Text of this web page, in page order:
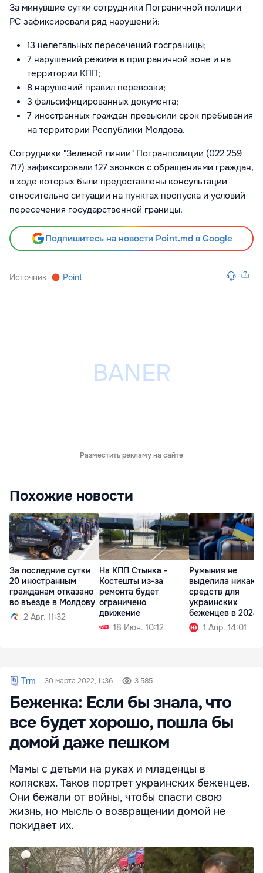
За минувшие сутки сотрудники Пограничной полиции
РС зафиксировали ряд нарушений:
13 нелегальных пересечений госграницы;
7 нарушений режима в приграничной зоне и на
территории КПП;
8 нарушений правил перевозки;
3 фальсифицированных документа;
7 иностранных граждан превысили срок пребывания
на территории Республики Молдова.
Сотрудники "Зеленой линии" Погранполиции (022 259
717) зафиксировали 127 звонков с обращениями граждан,
в ходе которых были предоставлены консультации
относительно ситуации на пунктах пропуска и условий
пересечения государственной границы.
Подпишитесь на новости Point.md в Google
Источник Point
Разместить рекламу на сайте
Похожие новости
За последние сутки
20 иностранным
гражданам отказано
во въезде в Молдову
2 Авг. 11:32
На КПП Стынка -
Костешты из-за
ремонта будет
ограничено
движение
18 Июн. 10:12
Румыния не
выделила
средств для
украинских
беженцев в 2024
1 Апр. 14:01
Trm 30 марта 2022, 11:36 3 585
Беженка: Если бы знала, что
все будет хорошо, пошла бы
домой даже пешком
Мамы с детьми на руках и младенцы в
колясках. Таков портрет украинских беженцев.
Они бежали от войны, чтобы спасти свою
жизнь, но мысль о возвращении домой не
покидает их.